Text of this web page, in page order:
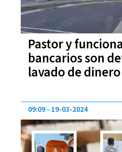
Pastor y
bancarios son
lavado de dinero
09:09 19-03-2024